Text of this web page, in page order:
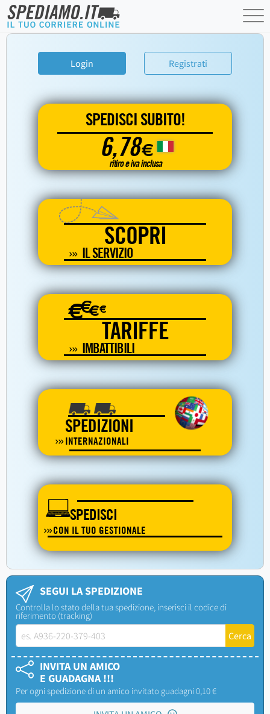
Login Registrati
SPEDISCI SUBITO!
6,78€
ritiro e iva inclusa
SCOPRI
IL SERVIZIO
€€€€
TARIFFE
IMBATTIBILI
SPEDIZIONI
INTERNAZIONALI
SPEDISCI
CON IL TUO GESTIONALE
SEGUI LA SPEDIZIONE
Controlla lo stato della tua spedizione, inserisci il codice di
riferimento (tracking)
INVITA UN AMICO
E GUADAGNA !!!
Per ogni spedizione di un amico invitato guadagni 0,10 €